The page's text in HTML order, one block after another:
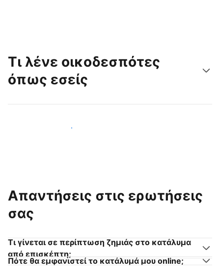
Τι λένε οικοδεσπότες
όπως εσείς
Γίνετε κι εσείς οικοδεσπότης
Απαντήσεις στις ερωτήσεις
σας
Τι γίνεται σε περίπτωση ζημιάς στο κατάλυμα
από επισκέπτη;
Πότε θα εμφανιστεί το κατάλυμά μου online;